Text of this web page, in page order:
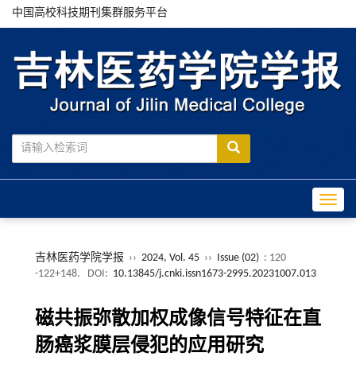
中国高校科技期刊集群服务平台
吉林医药学院学报 ›› 2024, Vol. 45 ›› Issue (02) : 120
-122+148.
DOI: 10.13845/j.cnki.issn1673-2995.20231007.013
磁共振弥散加权成像信号特征在直
肠癌浆膜层侵犯的应用研究